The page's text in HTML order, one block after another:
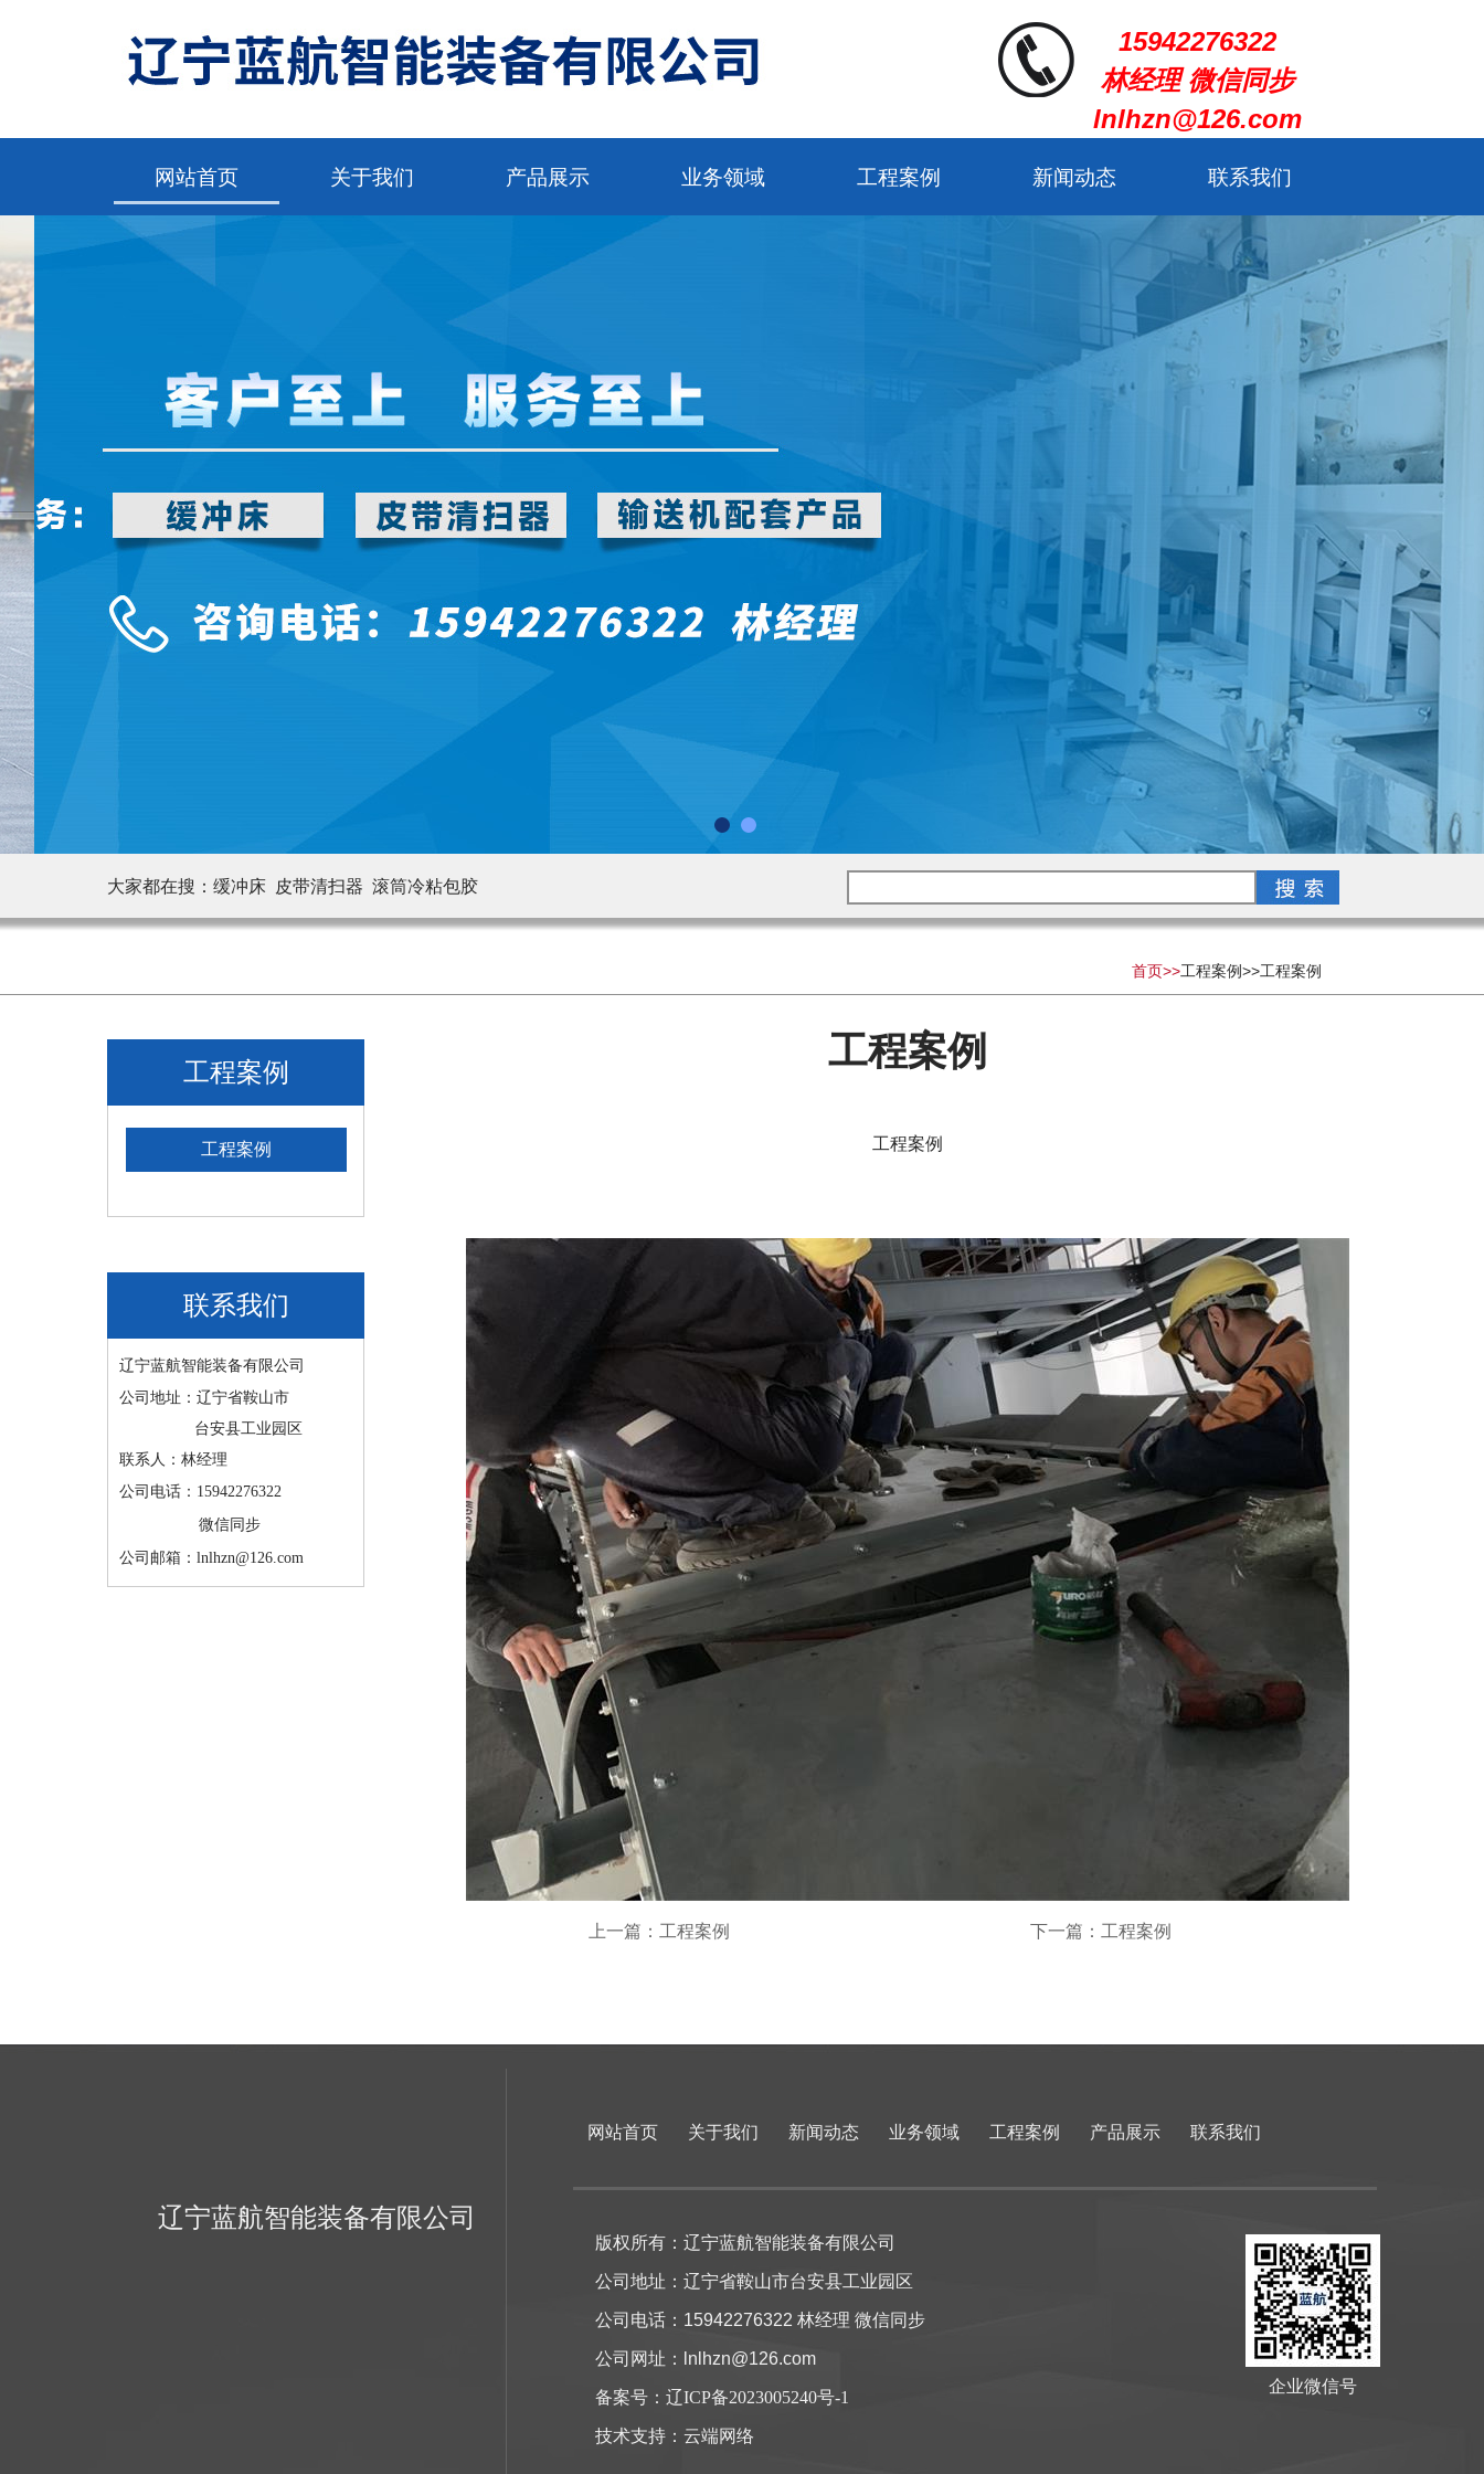
15942276322
林经理 微信同步
lnlhzn@126.com
网站首页 关于我们 产品展示 业务领域 工程案例 新闻动态 联系我们
大家都在搜： 缓冲床 皮带清扫器 滚筒冷粘包胶
首页>>工程案例>>工程案例
工程案例
工程案例
联系我们
辽宁蓝航智能装备有限公司
公司地址：辽宁省鞍山市
台安县工业园区
联系人：林经理
公司电话：15942276322
微信同步
公司邮箱：lnlhzn@126.com
工程案例
工程案例
上一篇：工程案例 下一篇：工程案例
辽宁蓝航智能装备有限公司
网站首页 关于我们 新闻动态 业务领域 工程案例 产品展示 联系我们
版权所有：辽宁蓝航智能装备有限公司
公司地址：辽宁省鞍山市台安县工业园区
公司电话：15942276322 林经理 微信同步
公司网址：lnlhzn@126.com
备案号： 辽ICP备2023005240号-1
技术支持： 云端网络
企业微信号